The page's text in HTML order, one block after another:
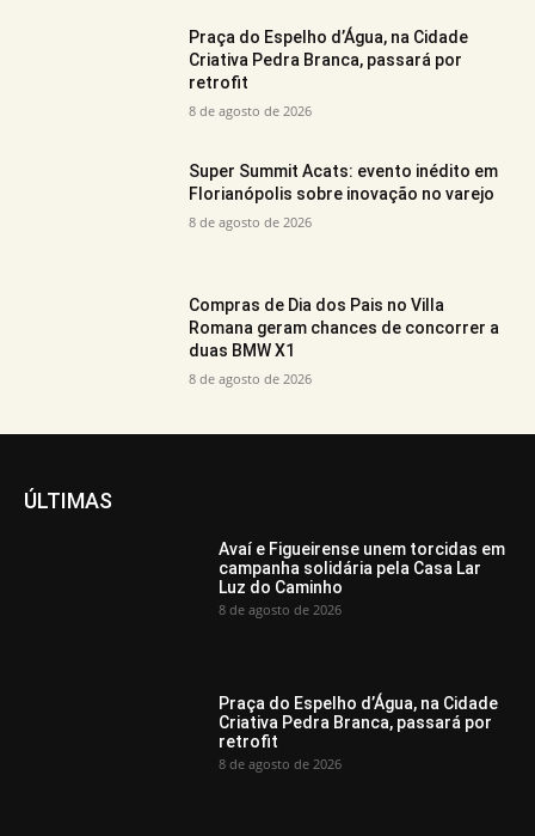
Praça do Espelho d’Água, na Cidade
Criativa Pedra Branca, passará por
retrofit
8 de agosto de 2026
Super Summit Acats: evento inédito em
Florianópolis sobre inovação no varejo
8 de agosto de 2026
Compras de Dia dos Pais no Villa
Romana geram chances de concorrer a
duas BMW X1
8 de agosto de 2026
ÚLTIMAS
Avaí e Figueirense unem torcidas em
campanha solidária pela Casa Lar
Luz do Caminho
8 de agosto de 2026
Praça do Espelho d’Água, na Cidade
Criativa Pedra Branca, passará por
retrofit
8 de agosto de 2026